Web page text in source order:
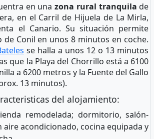
en unazona rural tranquila de
en el Carril de Hijuela de La Mirla,
el Canario. Su situación permite
de Conil en unos 8 minutos en coche.
se halla a unos 12 o 13 minutos
que la Playa del Chorrillo está a 6100
a 6200 metros y la Fuente del Gallo
13 minutos).
del alojamiento:
remodelada; dormitorio, salón-
aire acondicionado, cocina equipada y